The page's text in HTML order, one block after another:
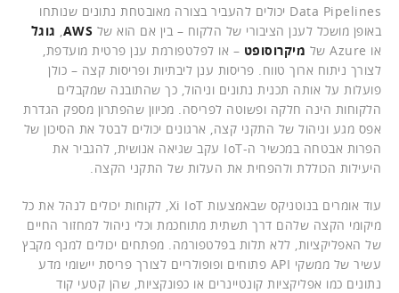
Data Pipelines יכולים להעביר בצורה מאובטחת נתונים שנותחו
באופן מושכל לענן הציבורי של הלקוח – בין אם הוא של AWS גוגל
או Azure של
מיקרוסופט – או לפלטפורמת ענן פרטית מועדפת,
לצורך ניתוח ארוך טווח. פריסות ענן ליבתיות ופריסות קצה – כולן
פועלות על אותה תכנית נתונים וניהול, כך שהתובנה שמקבלים
הלקוחות הינה חלקה ופשוטה לפריסה. מכיוון שהפתרון מספק הגדרת
אפס מגע וניהול של התקני קצה, ארגונים יכולים לבטל את הסיכון של
הפרות אבטחה במכשיר ה-IoT עקב שגיאה אנושית, להגביר את
היעילות הכוללת ולהפחית את העלות של התקני הקצה.
עוד אומרים בנוטניקס שבאמצעות Xi IoT, לקוחות יכולים לנהל את כל
מיקומי הקצה שלהם דרך תשתית מתוחכמת וכלי ניהול למחזור החיים
של האפליקציות, ללא תלות בפלטפורמה. מפתחים יכולים למנף מקבץ
עשיר של ממשקי API פתוחים ופופולריים לצורך פריסת יישומי מדע
נתונים כמו אפליקציות קונטיינרים או כפונקציות, שהן קטעי קוד